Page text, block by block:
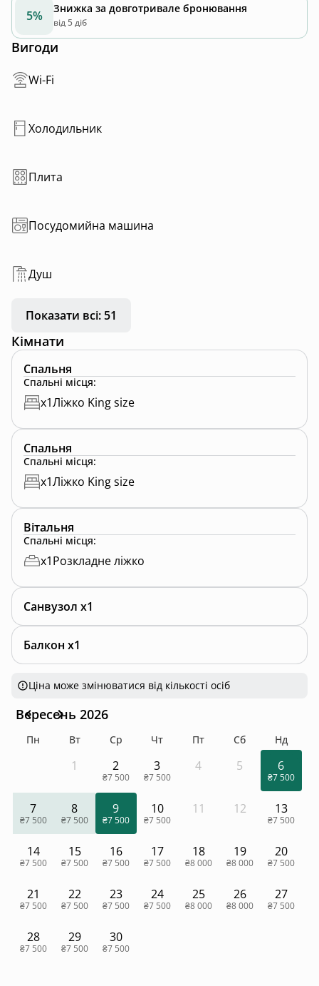
5% Знижка за довготривале бронювання
від 5 діб
Вигоди
Wi-Fi
Холодильник
Плита
Посудомийна машина
Душ
Показати всі: 51
Кімнати
Спальня
Спальні місця:
x1Ліжко King size
Спальня
Спальні місця:
x1Ліжко King size
Вітальня
Спальні місця:
x1Розкладне ліжко
Санвузол x1
Балкон x1
Ціна може змінюватися від кількості осіб
Вересень 2026
Пн Вт Ср Чт Пт Сб Нд
1 2
₴7 500
3
₴7 500
4 5 6
₴7 500
7
₴7 500
8
₴7 500
9
₴7 500
10
₴7 500
11 12 13
₴7 500
14
₴7 500
15
₴7 500
16
₴7 500
17
₴7 500
18
₴8 000
19
₴8 000
20
₴7 500
21
₴7 500
22
₴7 500
23
₴7 500
24
₴7 500
25
₴8 000
26
₴8 000
27
₴7 500
28
₴7 500
29
₴7 500
30
₴7 500